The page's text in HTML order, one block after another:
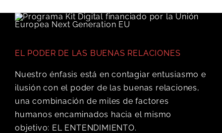
EL PODER DE LAS BUENAS RELACIONES
Nuestro énfasis está en contagiar entusiasmo e
ilusión con el poder de las buenas relaciones,
una combinación de miles de factores
humanos encaminados hacia el mismo
objetivo: EL ENTENDIMIENTO.